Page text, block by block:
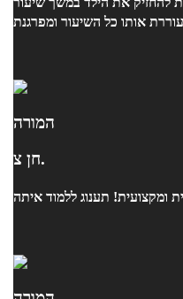
אותו כל השיעור ומפרגנת
המורה
חן צ.